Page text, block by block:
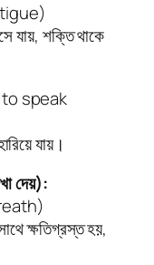
যায়, শক্তি থাকে
to speak
যায়।
দেয়):
ক্ষতিগ্রস্ত হয়,